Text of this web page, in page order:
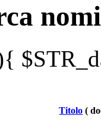
nomi
Titolo (